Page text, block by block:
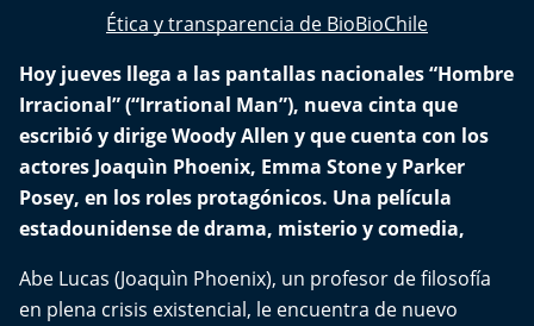
Conexión Digital
La Ruta del Pulsar
Psicología Abierta
Impacto Tecnológico
Expreso PM
Ética y transparencia de BioBioChile
Hoy jueves llega a las pantallas nacionales “Hombre
Irracional” (“Irrational Man”), nueva cinta que
escribió y dirige Woody Allen y que cuenta con los
actores Joaquìn Phoenix, Emma Stone y Parker
Posey, en los roles protagónicos. Una película
estadounidense de drama, misterio y comedia,
Abe Lucas (Joaquìn Phoenix), un profesor de filosofía
en plena crisis existencial, le encuentra de nuevo